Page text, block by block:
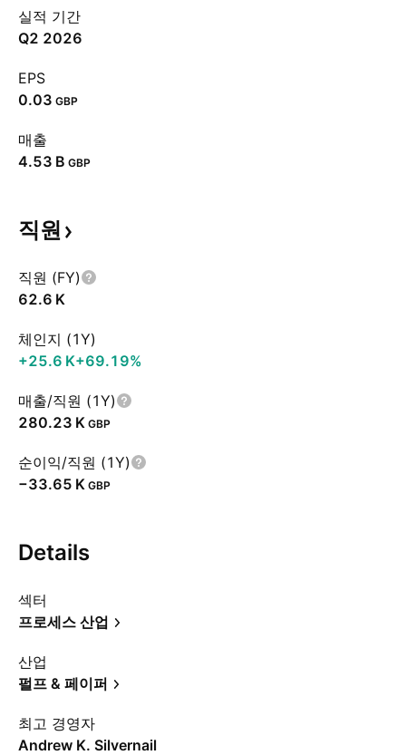
실적 기간
Q2 2026
EPS
0.03 GBP
매출
‪4.53 B‬ GBP
직원
직원 (FY)
‪62.6 K‬
체인지 (1Y)
‪+25.6 K‬+69.19%
매출/직원 (1Y)
‪280.23 K‬ GBP
순이익/직원 (1Y)
‪−33.65 K‬ GBP
Details
섹터
프로세스 산업
산업
펄프 & 페이퍼
최고 경영자
Andrew K. Silvernail